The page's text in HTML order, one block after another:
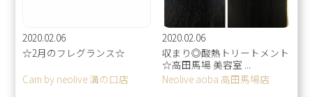
2020.02.06
☆2月のフレグランス☆
Cam by neolive 溝の口店
2020.02.06
収まり◎酸熱トリートメント
☆高田馬場 美容室 ...
Neolive aoba 高田馬場店